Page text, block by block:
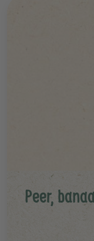
Peer,